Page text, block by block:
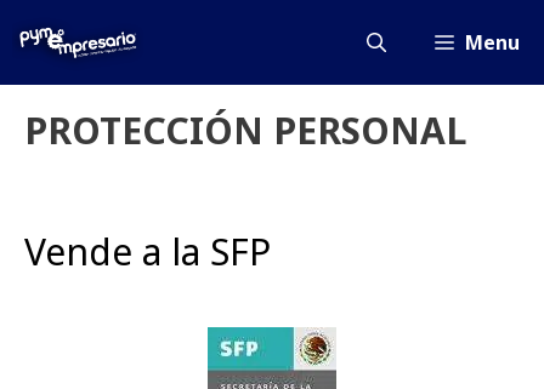
Menu
PROTECCIÓN PERSONAL
Vende a la SFP